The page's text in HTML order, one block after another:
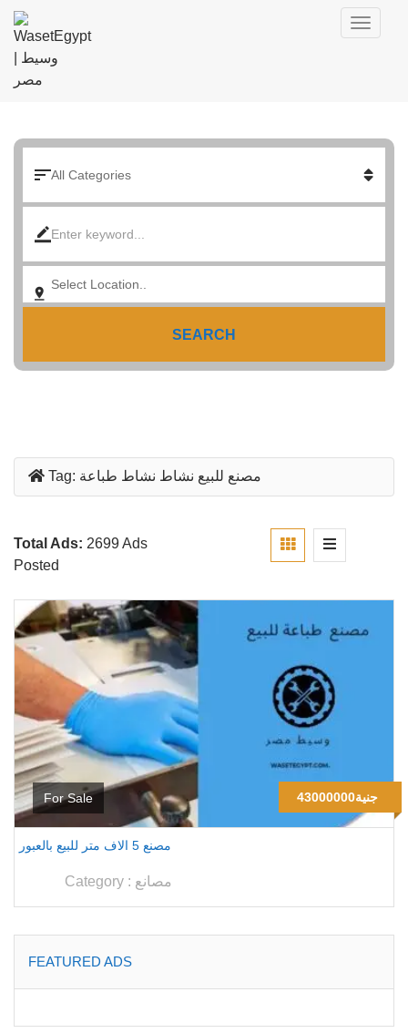
SEARCH
Tag: مصنع للبيع نشاط نشاط طباعة
Total Ads: 2699 Ads
Posted
For Sale 43000000جنية
مصنع 5 الاف متر للبيع بالعبور
Category : مصانع
FEATURED ADS